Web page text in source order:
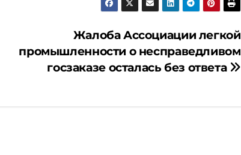
Жалоба Ассоциации легкой
промышленности о несправедливом
госзаказе осталась без ответа